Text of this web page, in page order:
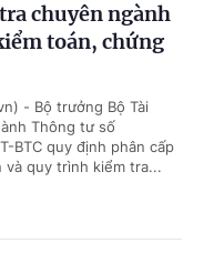
chuyên ngành
toán, chứng
- Bộ trưởng Bộ Tài
Thông tư số
BTC quy định phân cấp
và quy trình kiểm tra...